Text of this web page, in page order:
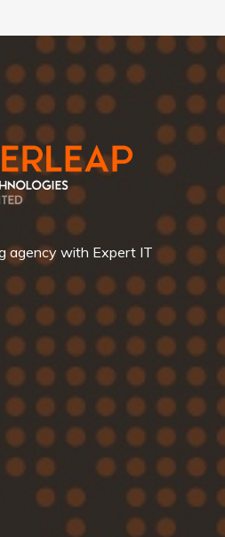
agency with Expert IT